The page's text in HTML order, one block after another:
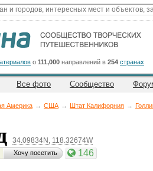
о 111,000 направлений в 254 странах
Все фото Сообщество
Америка → CША → Штат Калифорния →
34.09834N, 118.32674W
Хочу посетить 146